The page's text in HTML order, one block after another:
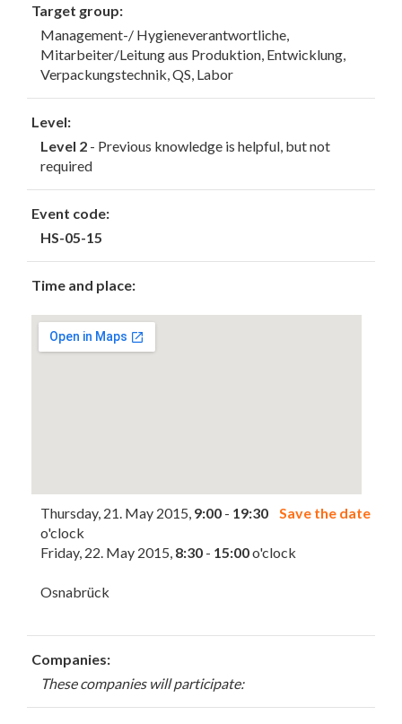
Target group:
Management-/ Hygieneverantwortliche,
Mitarbeiter/Leitung aus Produktion, Entwicklung,
Verpackungstechnik, QS, Labor
Level:
Level 2 - Previous knowledge is helpful, but not
required
Event code:
HS-05-15
Time and place:
Save the date
Thursday, 21. May 2015, 9:00 - 19:30
o'clock
Friday, 22. May 2015, 8:30 - 15:00o'clock
Osnabrück
Companies:
These companies will participate: